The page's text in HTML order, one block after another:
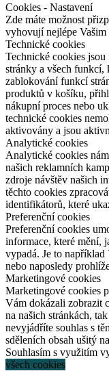
Cookies - Nastavení
Zde máte možnost
vyhovují nejlépe Vašim
Technické cookies
Technické cookies
stránky a všech funkcí,
zablokování funkcí
produktů v košíku,
nákupní proces nebo
technické cookies
aktivovány a jsou
Analytické cookies
Analytické cookies
našich reklamních
zdroje návštěv našich
těchto cookies
identifikátorů, které
Preferenční cookies
Preferenční cookies
informace, které mění,
vypadá. Je to
nebo naposledy
Marketingové cookies
Marketingové cookies
Vám dokázali zobrazit
na našich stránkách,
nevyjádříte souhlas s
sděleních obsah ušitý
Souhlasím s využitím
všech cookies